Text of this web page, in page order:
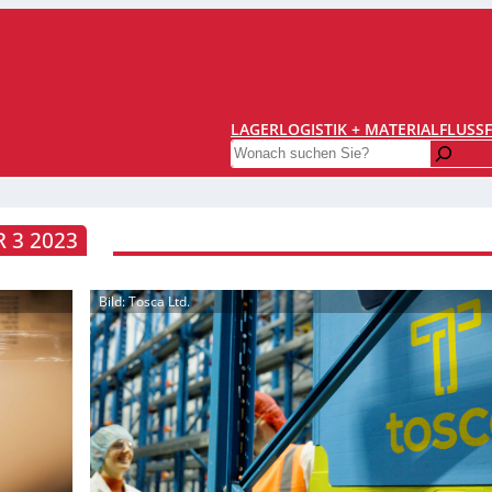
LAGERLOGISTIK + MATERIALFLUSS
Search
3 2023
Bild: Tosca Ltd.